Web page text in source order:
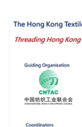
Right
Column
图
像
Image